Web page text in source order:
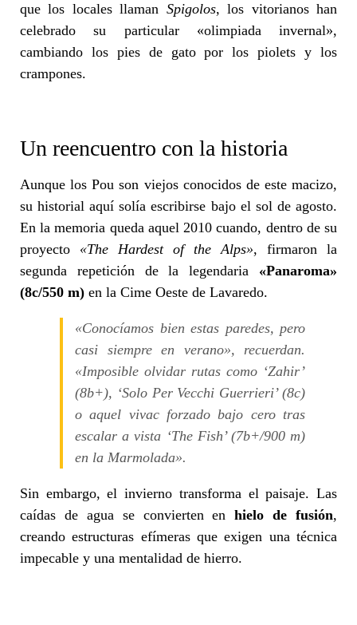
que los locales llaman Spigolos, los vitorianos han
celebrado su particular «olimpiada invernal»,
cambiando los pies de gato por los piolets y los
crampones.
Un reencuentro con la historia
Aunque los Pou son viejos conocidos de este macizo,
su historial aquí solía escribirse bajo el sol de agosto.
En la memoria queda aquel 2010 cuando, dentro de su
proyecto «The Hardest of the Alps», firmaron la
segunda repetición de la legendaria «Panaroma»
(8c/550 m) en la Cime Oeste de Lavaredo.
«Conocíamos bien estas paredes, pero
casi siempre en verano», recuerdan.
«Imposible olvidar rutas como ‘Zahir’
(8b+), ‘Solo Per Vecchi Guerrieri’ (8c)
o aquel vivac forzado bajo cero tras
escalar a vista ‘The Fish’ (7b+/900 m)
en la Marmolada».
Sin embargo, el invierno transforma el paisaje. Las
caídas de agua se convierten enhielo de fusión,
creando estructuras efímeras que exigen una técnica
impecable y una mentalidad de hierro.